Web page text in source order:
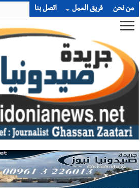
من نحن فريق العمل اتصل بنا